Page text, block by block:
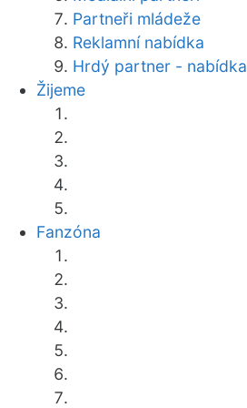
Partneři mládeže
Reklamní nabídka
Hrdý partner - nabídka
Žijeme
Fanzóna